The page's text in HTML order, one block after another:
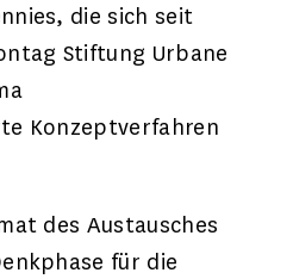
die sich seit
Stiftung Urbane
Konzeptverfahren
des Austausches
für die